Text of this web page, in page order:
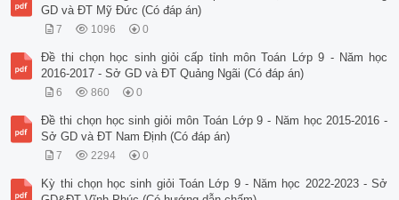
GD và ĐT Mỹ Đức (Có đáp án)
7 1096 0
Đề thi chọn học sinh giỏi cấp tỉnh môn Toán Lớp 9 - Năm học
2016-2017 - Sở GD và ĐT Quảng Ngãi (Có đáp án)
6 860 0
Đề thi chọn học sinh giỏi môn Toán Lớp 9 - Năm học 2015-2016 -
Sở GD và ĐT Nam Định (Có đáp án)
7 2294 0
Kỳ thi chọn học sinh giỏi Toán Lớp 9 - Năm học 2022-2023 - Sở